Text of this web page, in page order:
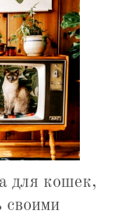
для кошек,
своими